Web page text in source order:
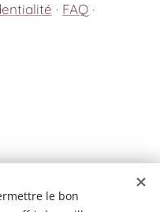
· FAQ ·
le bon